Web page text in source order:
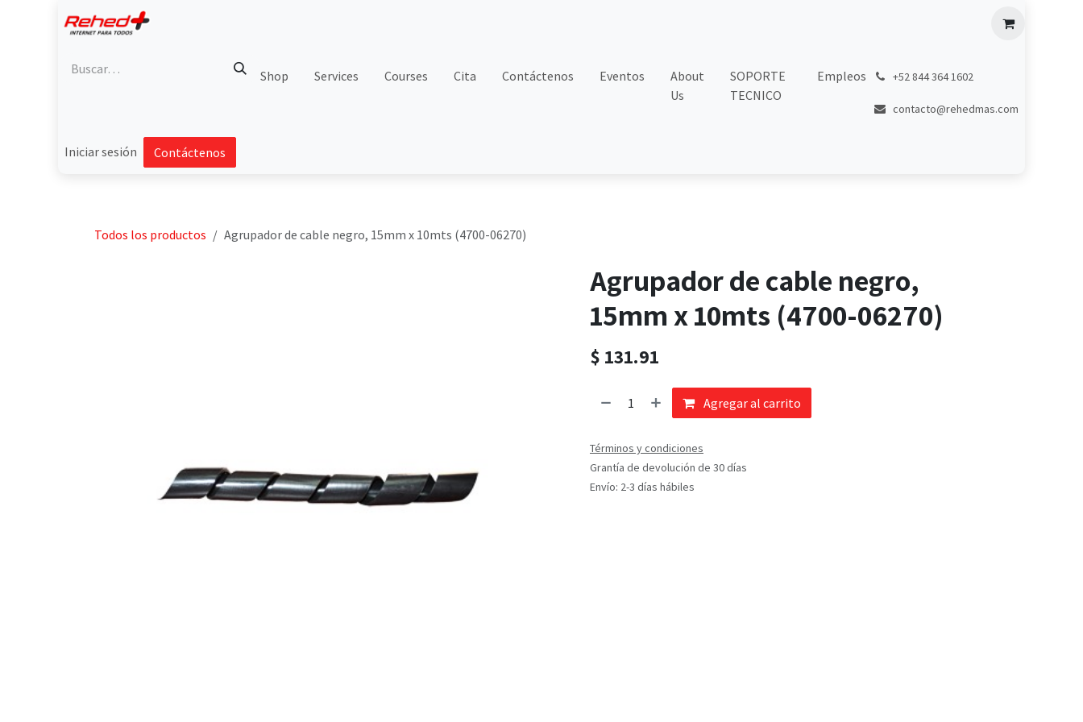
Shop Services Courses Cita Contáctenos Eventos
About
Us
SOPORTE
TECNICO
Empleos +52 844 364 1602
contacto@rehedmas.com
Iniciar sesión Contáctenos
Todos los productos Agrupador de cable negro, 15mm x 10mts (4700-06270)
Agrupador de cable negro,
15mm x 10mts (4700-06270)
$ 131.91
Agregar al carrito
Términos y condiciones
Grantía de devolución de 30 días
Envío: 2-3 días hábiles